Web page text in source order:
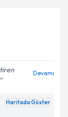
Devamı
Haritada Göster